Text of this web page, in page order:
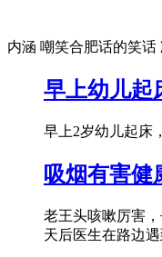
内涵 嘲笑合肥话的笑
早上幼儿起
早上2岁幼儿起床
吸烟有害健
老王头咳嗽厉害
天后医生在路边